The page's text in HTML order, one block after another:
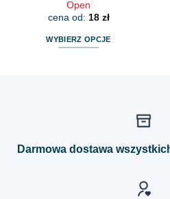
Open
cena od: 18 zł
WYBIERZ OPCJE
Darmowa dostawa